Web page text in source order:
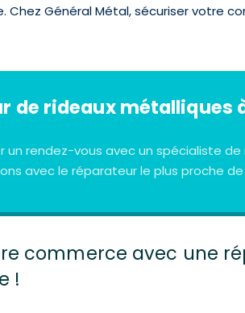
Chez Général Métal, sécuriser votre
de rideaux métalliques
un rendez-vous avec un spécialiste
avec le réparateur le plus proche
commerce avec une
!